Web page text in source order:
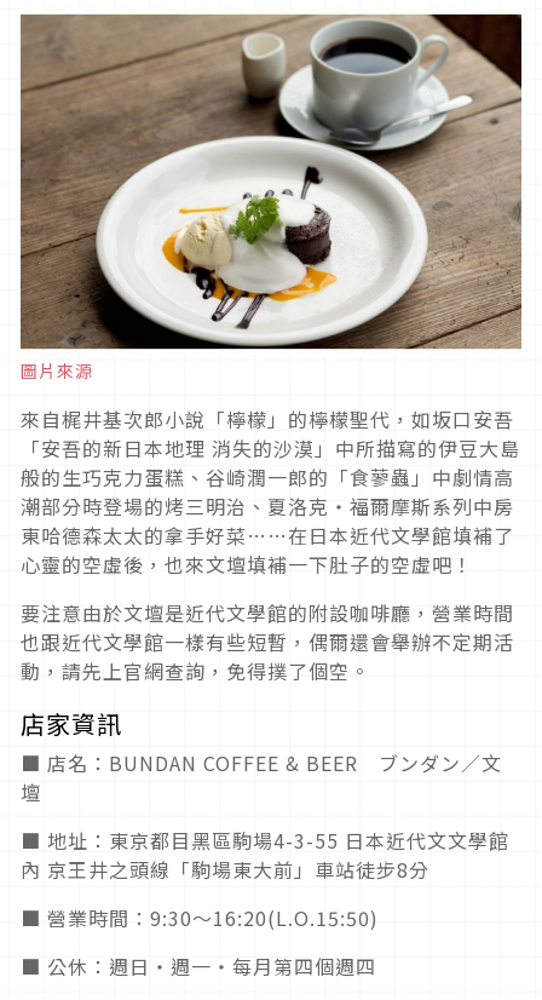
圖片來源
來自梶井基次郎小說「檸檬」的檸檬聖代，如坂口安吾
「安吾的新日本地理 消失的沙漠」中所描寫的伊豆大島
般的生巧克力蛋糕、谷崎潤一郎的「食蓼蟲」中劇情高
潮部分時登場的烤三明治、夏洛克・福爾摩斯系列中房
東哈德森太太的拿手好菜……在日本近代文學館填補了
心靈的空虛後，也來文壇填補一下肚子的空虛吧！
要注意由於文壇是近代文學館的附設咖啡廳，營業時間
也跟近代文學館一樣有些短暫，偶爾還會舉辦不定期活
動，請先上官網查詢，免得撲了個空。
店家資訊
■ 店名：BUNDAN COFFEE & BEER ブンダン／文
壇
■ 地址：東京都目黑區駒場4-3-55 日本近代文文學館
內 京王井之頭線「駒場東大前」車站徒步8分
■ 營業時間：9:30～16:20(L.O.15:50)
■ 公休：週日・週一・每月第四個週四